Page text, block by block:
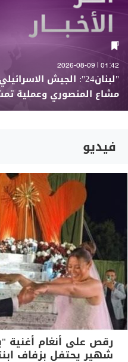
01:42 | 2026-08-09
"لبنان24": الجيش
مشاع المنصوري وعملية
فيديو
رقص على أنغام أغنية
شهير يحتفل بزفاف